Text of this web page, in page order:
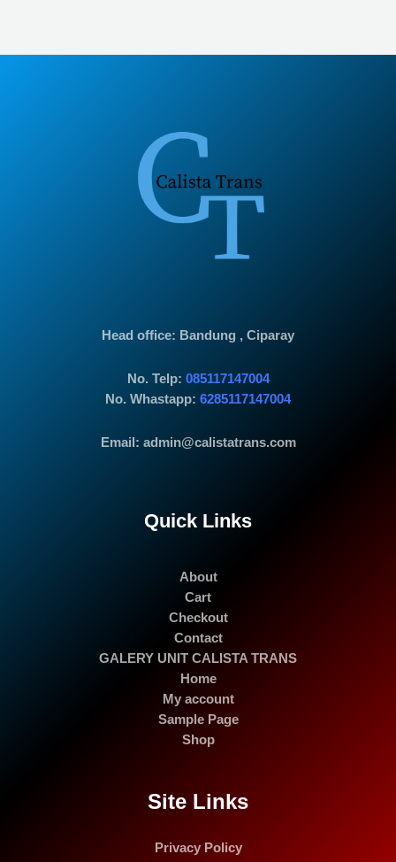
Head office: Bandung , Ciparay
No. Telp: 085117147004
No. Whastapp: 6285117147004
Email: admin@calistatrans.com
Quick Links
About
Cart
Checkout
Contact
GALERY UNIT CALISTA TRANS
Home
My account
Sample Page
Shop
Site Links
Privacy Policy